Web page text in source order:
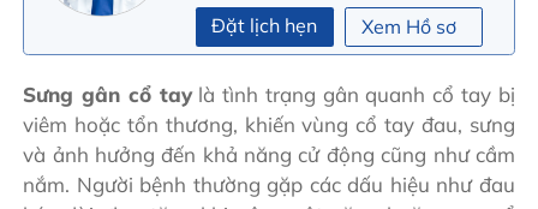
Đặt lịch hẹn Xem Hồ sơ
Sưng gân cổ taylà tình trạng gân quanh cổ tay bị
viêm hoặc tổn thương, khiến vùng cổ tay đau, sưng
và ảnh hưởng đến khả năng cử động cũng như cầm
nắm. Người bệnh thường gặp các dấu hiệu như đau